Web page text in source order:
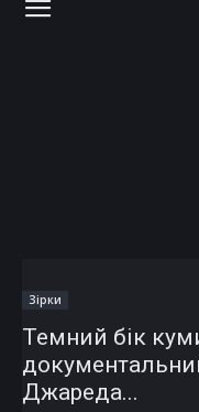
Зірки
Темний бік
Джареда...